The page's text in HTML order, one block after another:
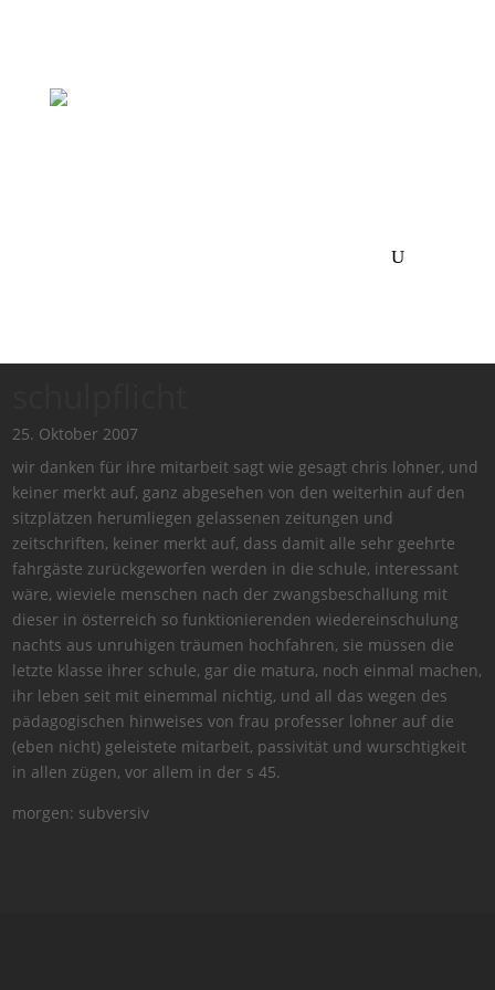
25. Oktober 2007
wir danken für ihre mitarbeit sagt wie gesagt chris lohner, und
keiner merkt auf, ganz abgesehen von den weiterhin auf den
sitzplätzen herumliegen gelassenen zeitungen und
zeitschriften, keiner merkt auf, dass damit alle sehr geehrte
fahrgäste zurückgeworfen werden in die schule, interessant
wäre, wieviele menschen nach der zwangsbeschallung mit
dieser in österreich so funktionierenden wiedereinschulung
nachts aus unruhigen träumen hochfahren, sie müssen die
letzte klasse ihrer schule, gar die matura, noch einmal machen,
ihr leben seit mit einemmal nichtig, und all das wegen des
pädagogischen hinweises von frau professer lohner auf die
(eben nicht) geleistete mitarbeit, passivität und wurschtigkeit
in allen zügen, vor allem in der s 45.
morgen: subversiv